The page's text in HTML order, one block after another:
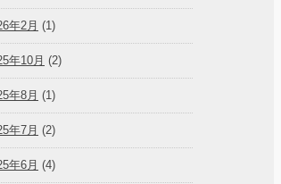
年2月 (1)
年10月 (2)
年8月 (1)
年7月 (2)
年6月 (4)